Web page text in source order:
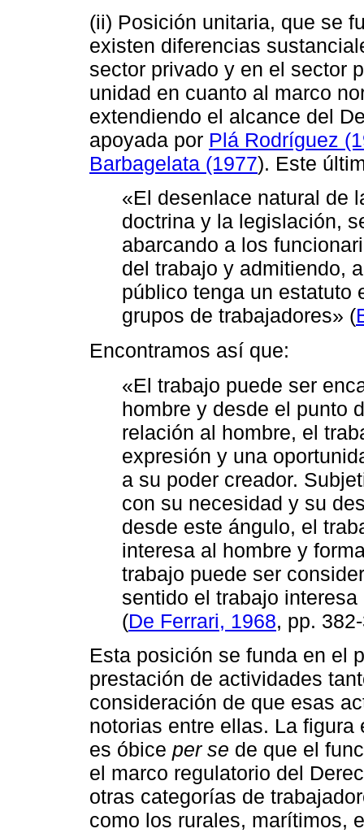
(ii) Posición unitaria, que se
existen diferencias
sector privado y en el sector
unidad en cuanto al marco
extendiendo el alcance del
apoyada por Plá Rodríguez
Barbagelata (1977). Este
«El desenlace natural de
doctrina y la legislación,
abarcando a los
del trabajo y admitiendo,
público tenga un estatuto
grupos de trabajadores» (
Encontramos así que:
«El trabajo puede ser
hombre y desde el punto
relación al hombre, el
expresión y una
a su poder creador.
con su necesidad y su
desde este ángulo, el
interesa al hombre y
trabajo puede ser
sentido el trabajo
(De Ferrari, 1968, pp.
Esta posición se funda en el
prestación de actividades
consideración de que esas
notorias entre ellas. La
es óbice per se de que el
el marco regulatorio del
otras categorías de
como los rurales, marítimos,